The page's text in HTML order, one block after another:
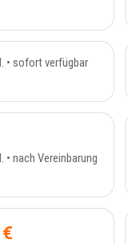
MAISONETTE - 403
• sofort verfügbar
- 234_31
• nach Vereinbarung
- 400